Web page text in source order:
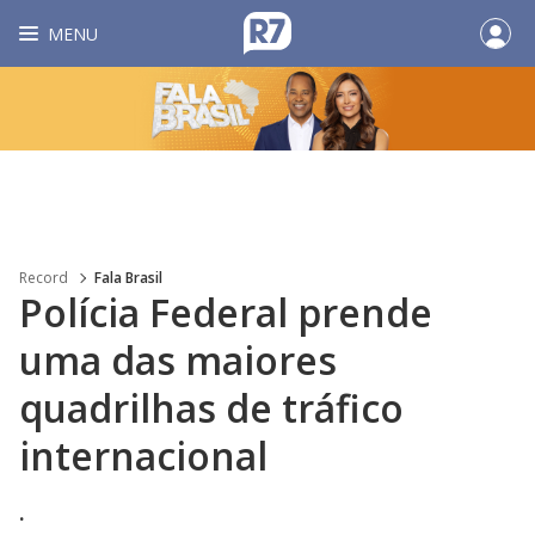
MENU
Record Fala Brasil
Polícia Federal prende
uma das maiores
quadrilhas de tráfico
internacional
.